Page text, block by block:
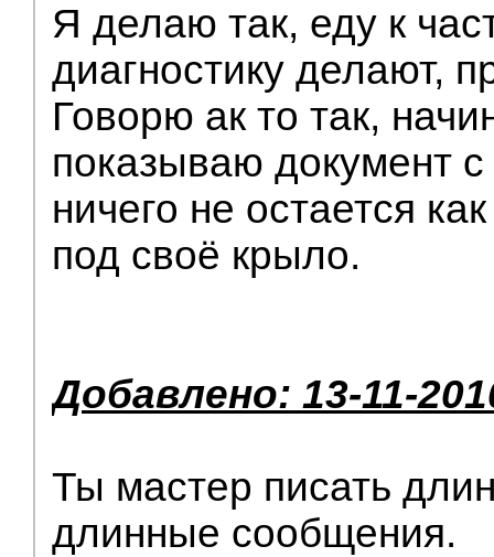
Я делаю так, еду к
диагностику делают,
Говорю ак то так,
показываю документ
ничего не остается
под своё крыло.
Добавлено: 13-11-
Ты мастер писать
длинные сообщения.